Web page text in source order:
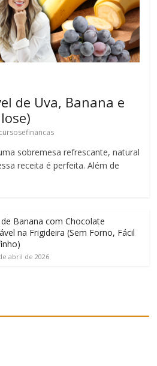
de Uva, Banana e
cursosefinancas
sobremesa refrescante, natural
receita é perfeita. Além de
Banana com Chocolate
na Frigideira (Sem Forno, Fácil
abril de 2026